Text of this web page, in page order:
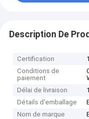
Description De
Certification
Conditions de
paiement
Délai de livraison
Détails d'emballage
Nom de marque